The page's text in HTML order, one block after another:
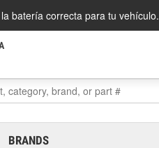
batería correcta para tu vehículo.
BRANDS